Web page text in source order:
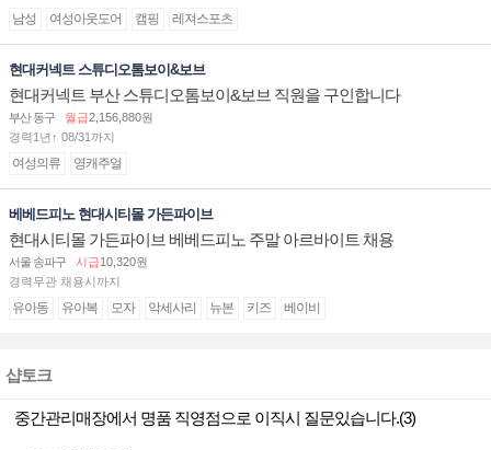
남성 여성아웃도어 캠핑 레져스포츠
현대커넥트 스튜디오톰보이&보브
현대커넥트 부산 스튜디오톰보이&보브 직원을 구인합니다
부산 동구 월급2,156,880원
경력1년↑ 08/31까지
여성의류 영캐주얼
베베드피노 현대시티몰 가든파이브
현대시티몰 가든파이브 베베드피노 주말 아르바이트 채용
서울 송파구 시급10,320원
경력무관 채용시까지
유아동 유아복 모자 악세사리 뉴본 키즈 베이비
샵토크
중간관리매장에서 명품 직영점으로 이직시 질문있습니다.(3)